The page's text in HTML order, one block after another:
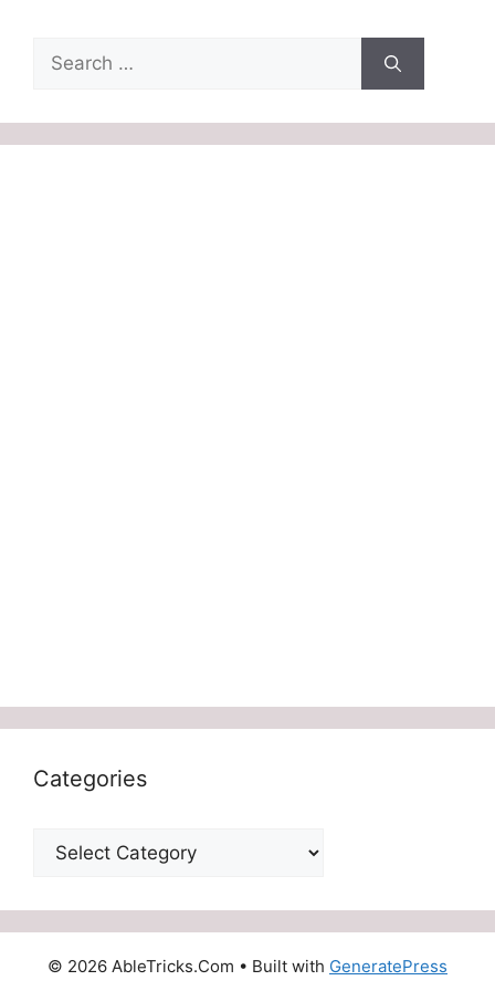
Search
for:
Categories
Categories
© 2026 AbleTricks.Com • Built with GeneratePress